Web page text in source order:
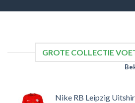
GROTE COLLECTIE
Nike RB Leipzig